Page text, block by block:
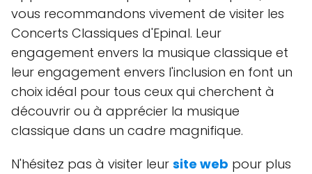
vous recommandons vivement de visiter les
Concerts Classiques d'Epinal. Leur
engagement envers la musique classique et
leur engagement envers l'inclusion en font un
choix idéal pour tous ceux qui cherchent à
découvrir ou à apprécier la musique
classique dans un cadre magnifique.
N'hésitez pas à visiter leur site web pour plus